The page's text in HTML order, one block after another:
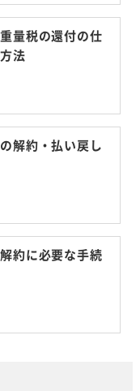
量税の還付の仕
法
解約・払い戻し
約に必要な手続